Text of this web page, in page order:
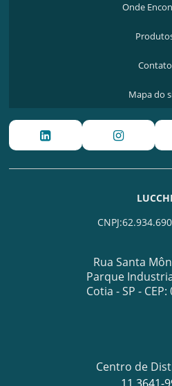
Onde
Contato
Mapa do
LUCCHI
Rua Santa
Parque
Cotia - SP -
Centro de